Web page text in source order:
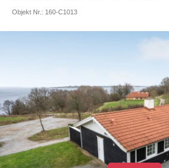
Objekt Nr.: 160-C1013